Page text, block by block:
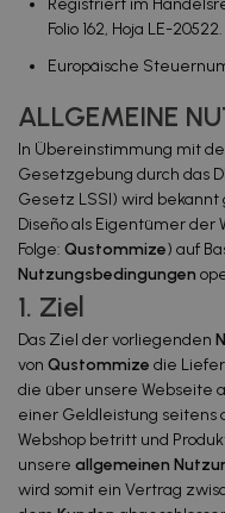
Registriert im
Folio 162, Hoja LE-
Europäische
ALLGEMEINE
In Übereinstimmung mit
Gesetzgebung durch das
Gesetz LSSI) wird
Diseño als Eigentümer der
Folge: Qustommize) auf
Nutzungsbedingungen
1. Ziel
Das Ziel der vorliegenden
von Qustommize die
die über unsere Webseite
einer Geldleistung seitens
Webshop betritt und
unsere allgemeinen
wird somit ein Vertrag